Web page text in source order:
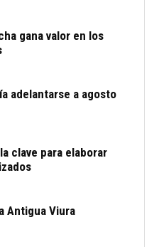
gana valor en los
adelantarse a agosto
clave para elaborar
Antigua Viura